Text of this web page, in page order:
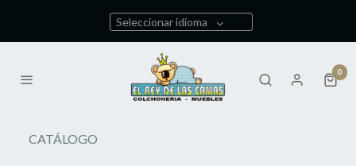
Seleccionar idioma
0
CATÁLOGO